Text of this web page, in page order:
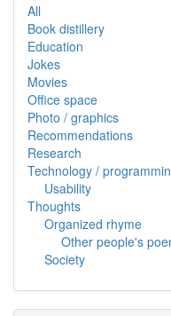
All
Book distillery
Education
Jokes
Movies
Office space
Photo / graphics
Recommendations
Research
Technology /
Usability
Thoughts
Organized rhyme
Other people's
Society